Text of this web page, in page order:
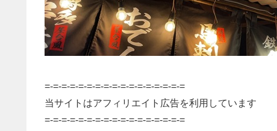
=-=-=-=-=-=-=-=-=-=-=-=-=-=-=-=-=
当サイトはアフィリエイト広告を利用しています
=-=-=-=-=-=-=-=-=-=-=-=-=-=-=-=-=